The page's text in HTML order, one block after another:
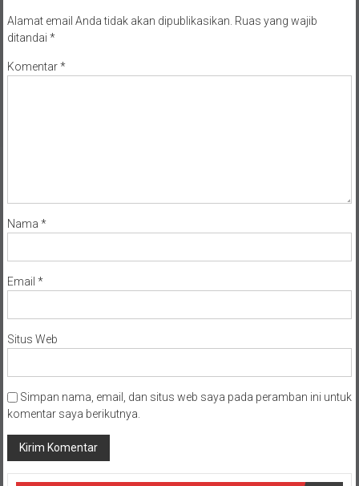
Alamat email Anda tidak akan dipublikasikan. Ruas yang wajib
ditandai *
Komentar*
Nama *
Email *
Situs Web
Simpan nama, email, dan situs web saya pada peramban ini untuk
komentar saya berikutnya.